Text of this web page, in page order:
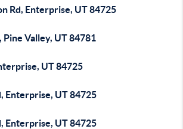
Rd, Enterprise, UT 84725
Pine Valley, UT 84781
UT 84725
Enterprise, UT 84725
Enterprise, UT 84725